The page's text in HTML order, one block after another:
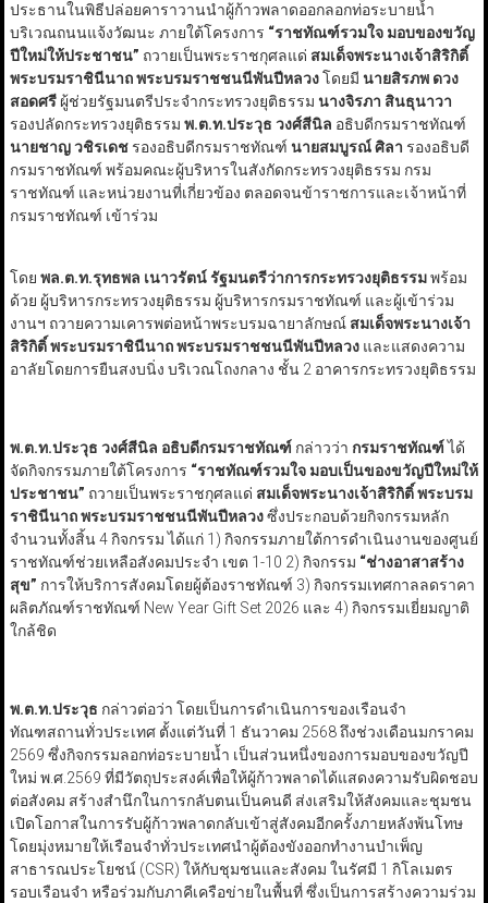
ประธานในพิธีปล่อยคาราวานนำผู้ก้าวพลาดออกลอกท่อระบายน้ำ
บริเวณถนนแจ้งวัฒนะ ภายใต้โครงการ “ราชทัณฑ์รวมใจ มอบของขวัญ
ปีใหม่ให้ประชาชน” ถวายเป็นพระราชกุศลแด่ สมเด็จพระนางเจ้าสิริกิติ์
พระบรมราชินีนาถ พระบรมราชชนนีพันปีหลวงโดยมี นายสิรภพ ดวง
สอดศรีผู้ช่วยรัฐมนตรีประจำกระทรวงยุติธรรม นางจิรภา สินธุนาวา
รองปลัดกระทรวงยุติธรรม พ.ต.ท.ประวุธ วงศ์สีนิล อธิบดีกรมราชทัณฑ์
นายชาญ วชิรเดชรองอธิบดีกรมราชทัณฑ์ นายสมบูรณ์ ศิลา รองอธิบดี
กรมราชทัณฑ์ พร้อมคณะผู้บริหารในสังกัดกระทรวงยุติธรรม กรม
ราชทัณฑ์ และหน่วยงานที่เกี่ยวข้อง ตลอดจนข้าราชการและเจ้าหน้าที่
กรมราชทัณฑ์ เข้าร่วม
โดย พล.ต.ท.รุทธพล เนาวรัตน์ รัฐมนตรีว่าการกระทรวงยุติธรรมพร้อม
ด้วย ผู้บริหารกระทรวงยุติธรรม ผู้บริหารกรมราชทัณฑ์ และผู้เข้าร่วม
งานฯ ถวายความเคารพต่อหน้าพระบรมฉายาลักษณ์ สมเด็จพระนางเจ้า
สิริกิติ์ พระบรมราชินีนาถ พระบรมราชชนนีพันปีหลวง และแสดงความ
อาลัยโดยการยืนสงบนิ่ง บริเวณโถงกลาง ชั้น 2 อาคารกระทรวงยุติธรรม
พ.ต.ท.ประวุธ วงศ์สีนิล อธิบดีกรมราชทัณฑ์ กล่าวว่า กรมราชทัณฑ์ได้
จัดกิจกรรมภายใต้โครงการ “ราชทัณฑ์รวมใจ มอบเป็นของขวัญปีใหม่ให้
ประชาชน” ถวายเป็นพระราชกุศลแด่ สมเด็จพระนางเจ้าสิริกิติ์ พระบรม
ราชินีนาถ พระบรมราชชนนีพันปีหลวงซึ่งประกอบด้วยกิจกรรมหลัก
จำนวนทั้งสิ้น 4 กิจกรรม ได้แก่ 1) กิจกรรมภายใต้การดำเนินงานของศูนย์
ราชทัณฑ์ช่วยเหลือสังคมประจำ เขต 1-10 2) กิจกรรม “ช่างอาสาสร้าง
สุข” การให้บริการสังคมโดยผู้ต้องราชทัณฑ์ 3) กิจกรรมเทศกาลลดราคา
ผลิตภัณฑ์ราชทัณฑ์ New Year Gift Set 2026 และ 4) กิจกรรมเยี่ยมญาติ
ใกล้ชิด
พ.ต.ท.ประวุธ กล่าวต่อว่า โดยเป็นการดำเนินการของเรือนจำ
ทัณฑสถานทั่วประเทศ ตั้งแต่วันที่ 1 ธันวาคม 2568 ถึงช่วงเดือนมกราคม
2569 ซึ่งกิจกรรมลอกท่อระบายน้ำ เป็นส่วนหนึ่งของการมอบของขวัญปี
ใหม่ พ.ศ.2569 ที่มีวัตถุประสงค์เพื่อให้ผู้ก้าวพลาดได้แสดงความรับผิดชอบ
ต่อสังคม สร้างสำนึกในการกลับตนเป็นคนดี ส่งเสริมให้สังคมและชุมชน
เปิดโอกาสในการรับผู้ก้าวพลาดกลับเข้าสู่สังคมอีกครั้งภายหลังพ้นโทษ
โดยมุ่งหมายให้เรือนจำทั่วประเทศนำผู้ต้องขังออกทำงานบำเพ็ญ
สาธารณประโยชน์ (CSR) ให้กับชุมชนและสังคม ในรัศมี 1 กิโลเมตร
รอบเรือนจำ หรือร่วมกับภาคีเครือข่ายในพื้นที่ ซึ่งเป็นการสร้างความร่วม